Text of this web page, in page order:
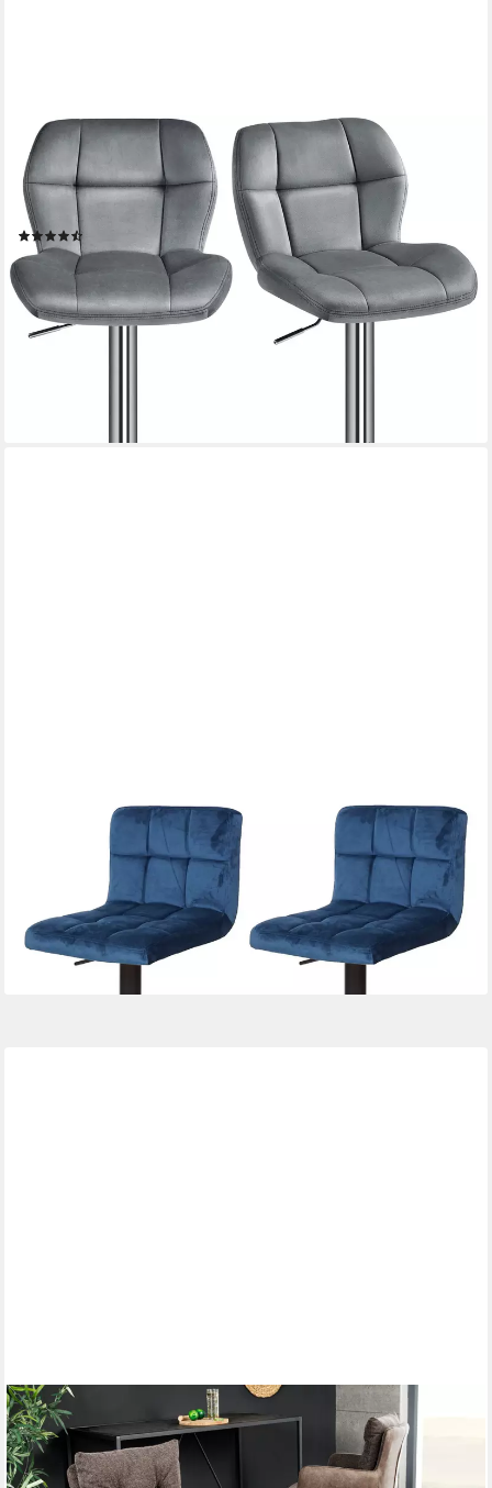
YAHEETECH
Barhocker 360° Drehbare Hocker mit Fußstütze (2 St),
1/2/4/6er-Set Barstühle Küchenstühle Bistrohocker
höhenverstellbar
ab 89,99 € UVP159,99 €
nur bis Dienstag
(45,00 €/ 1 Stk)
-44%
Barhocker 2er Set mit Lehne drehbar in verschiedenen
Ausführungen
UVP
lieferbar - in 6-8 Werktagen bei dir
+5
RIESS-AMBIENTE
Barhocker BIG GEORGE taupe/schwarz - Samt, drehbar, Metall-
Beine, mit Armlehne (Einzelartikel, 1 St), mit Taschenfederkern &
Fußablage – ideal für Küchentresen oder Bar